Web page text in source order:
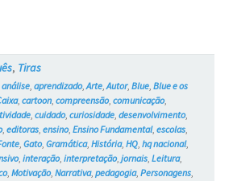
Gatos
#762
, Tiras
análise, aprendizado,Arte,Autor, Blue, Blue e os
, cartoon, compreensão, comunicação,
, cuidado, curiosidade, desenvolvimento,
, editoras, ensino, Ensino Fundamental, escolas,
, Gato, Gramática, História, HQ, hq nacional,
, interação, interpretação, jornais, Leitura,
, Motivação, Narrativa, pedagogia, Personagens,